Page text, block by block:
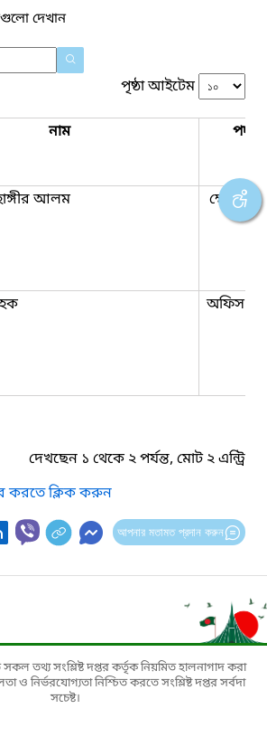
দেখান
পৃষ্ঠা আইটেম
নাম পদবি
আলম ক্ষেত্র
অফিস
দেখছেন ১ থেকে ২ পর্যন্ত, মোট ২ এন্ট্রি
করতে ক্লিক করুন
আপনার মতামত প্রদান করুন
তথ্য সংশ্লিষ্ট দপ্তর কর্তৃক নিয়মিত হালনাগাদ করা
ও নির্ভরযোগ্যতা নিশ্চিত করতে সংশ্লিষ্ট দপ্তর সর্বদা
সচেষ্ট।